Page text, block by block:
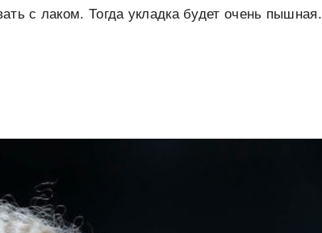
с лаком. Тогда укладка будет очень пышная.